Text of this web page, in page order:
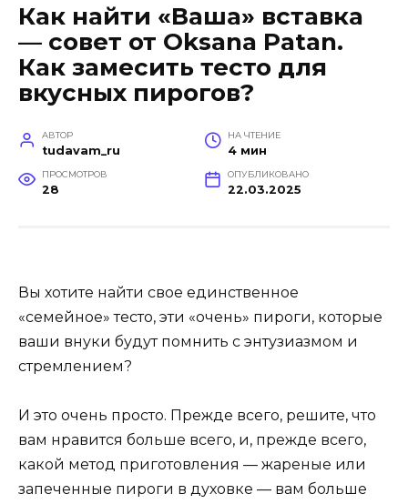
Как найти «Ваша» вставка
— совет от Oksana Patan.
Как замесить тесто для
вкусных пирогов?
АВТОР
tudavam_ru
НА ЧТЕНИЕ
4 мин
ПРОСМОТРОВ
28
ОПУБЛИКОВАНО
22.03.2025
Вы хотите найти свое единственное
«семейное» тесто, эти «очень» пироги, которые
ваши внуки будут помнить с энтузиазмом и
стремлением?
И это очень просто. Прежде всего, решите, что
вам нравится больше всего, и, прежде всего,
какой метод приготовления — жареные или
запеченные пироги в духовке — вам больше